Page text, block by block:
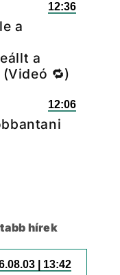
12:36
a
a
🔁)
12:06
hírek
| 13:42